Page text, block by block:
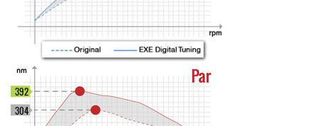
304
392